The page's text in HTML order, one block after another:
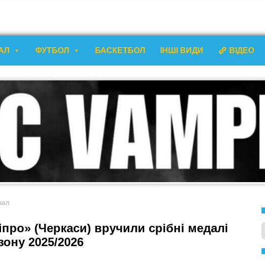
ФУТБОЛ БАСКЕТБОЛ ІНШІ ВИДИ ВІДЕО
(Черкаси) вручили срібні медалі
2025/2026